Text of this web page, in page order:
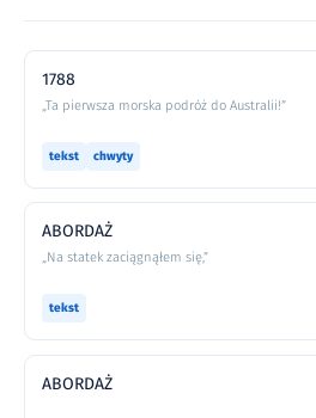
1788
„Ta pierwsza morska podróż do Australii!”
tekst chwyty
ABORDAŻ
„Na statek zaciągnąłem się,”
tekst
ABORDAŻ